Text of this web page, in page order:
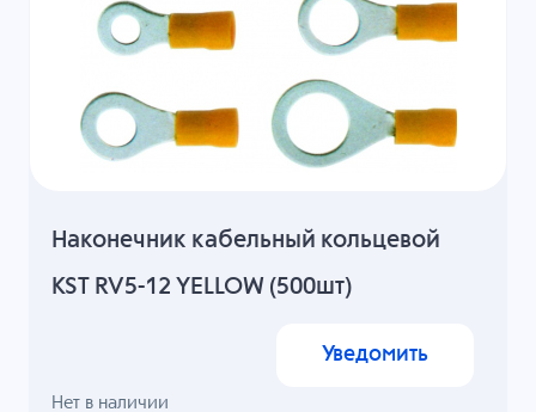
Наконечник кабельный кольцевой
KST RV5-12 YELLOW (500шт)
Нет в наличии
Уведомить